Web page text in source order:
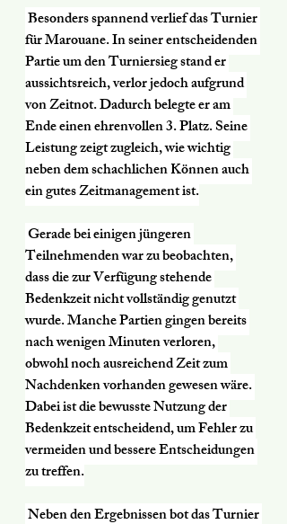
für Marouane. In seiner entscheidenden
Partie um den Turniersieg stand er
aussichtsreich, verlor jedoch aufgrund
von Zeitnot. Dadurch belegte er am
Ende einen ehrenvollen 3. Platz. Seine
Leistung zeigt zugleich, wie wichtig
neben dem schachlichen Können auch
ein gutes Zeitmanagement ist.
Teilnehmenden war zu beobachten,
dass die zur Verfügung stehende
Bedenkzeit nicht vollständig genutzt
wurde. Manche Partien gingen bereits
nach wenigen Minuten verloren,
obwohl noch ausreichend Zeit zum
Nachdenken vorhanden gewesen wäre.
Dabei ist die bewusste Nutzung der
Bedenkzeit entscheidend, um Fehler zu
vermeiden und bessere Entscheidungen
zu treffen.